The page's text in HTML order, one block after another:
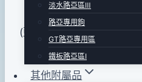
淡水路亞區Ⅲ
路亞專用鉤
GT路亞專用區
鐵板路亞區Ⅰ
其他附屬品
月
日
(藍背銀身)ADA4120